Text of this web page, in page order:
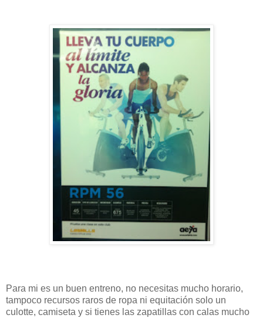
Para mi es un buen entreno, no necesitas mucho horario,
tampoco recursos raros de ropa ni equitación solo un
culotte, camiseta y si tienes las zapatillas con calas mucho